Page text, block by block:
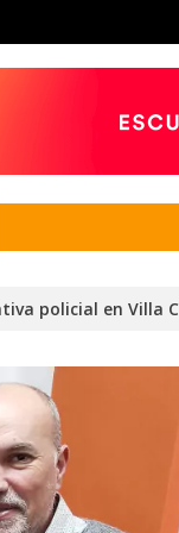
policial en Villa